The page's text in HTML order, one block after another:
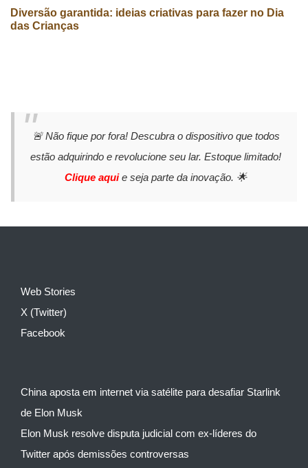
Diversão garantida: ideias criativas para fazer no Dia
das Crianças
🚨 Não fique por fora! Descubra o dispositivo que todos
estão adquirindo e revolucione seu lar. Estoque limitado!
Clique aquie seja parte da inovação. 🌟
Web Stories
X (Twitter)
Facebook
China aposta em internet via satélite para desafiar Starlink
de Elon Musk
Elon Musk resolve disputa judicial com ex-líderes do
Twitter após demissões controversas